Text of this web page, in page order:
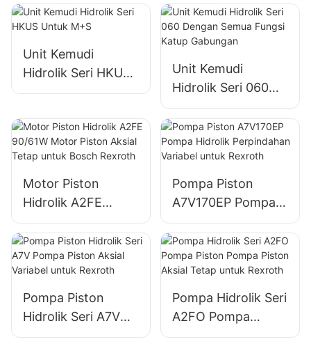
LS untuk Danfoss
Unit Kemudi
Hidrolik Seri HKUS
Untuk M+S
Unit Kemudi
Hidrolik Seri 060
Dengan Semua
Fungsi Katup
Gabungan
Motor Piston
Hidrolik A2FE
90/61W Motor
Piston Aksial Tetap
untuk Bosch
Rexroth
Pompa Piston
A7V170EP Pompa
Hidrolik
Perpindahan
Variabel untuk
Rexroth
Pompa Piston
Hidrolik Seri A7V
Pompa Piston
Pompa Hidrolik Seri
A2FO Pompa
Piston Pompa